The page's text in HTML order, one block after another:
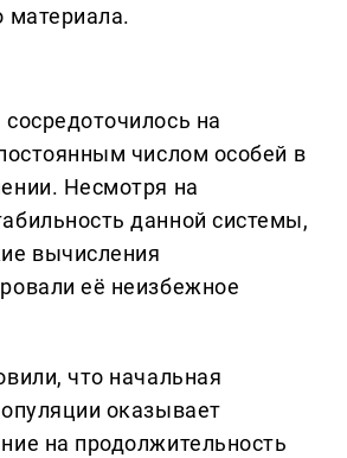
материала.
на
числом особей в
Несмотря на
данной системы,
вычисления
её неизбежное
что начальная
оказывает
на продолжительность